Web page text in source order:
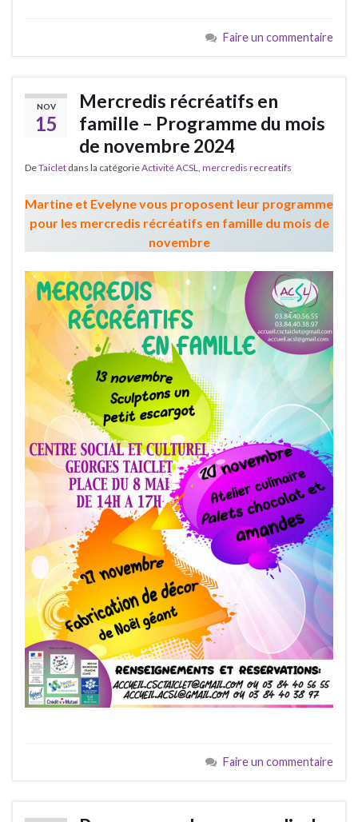
Faire un commentaire
NOV
15
Mercredis récréatifs en
famille – Programme du mois
de novembre 2024
DeTaiclet dans la catégorieActivité ACSL, mercredis recreatifs
Martine et Evelyne vous proposent leur programme
pour les mercredis récréatifs en famille du mois de
novembre
Faire un commentaire